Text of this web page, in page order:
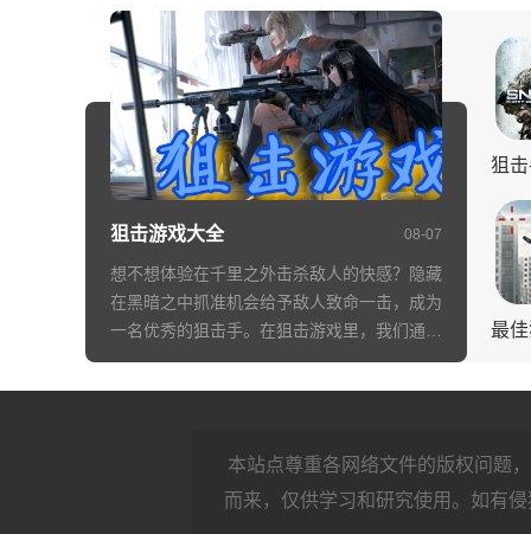
狙击游戏大全 08-07
想不想体验在千里之外击杀敌人的快感？隐藏
在黑暗之中抓准机会给予敌人致命一击，成为
一名优秀的狙击手。在狙击游戏里，我们通常
会隐藏在远处，利用各种环境来隐藏自己，然
后击杀自己的目标，如果你对狙击游戏感兴趣
狙
最
本站点尊重各网络文件的版权问题
而来，仅供学习和研究使用。如有